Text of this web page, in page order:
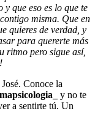
y que eso es lo que te
misma. Que en
quieres de verdad, y
para quererte más
ritmo pero sigue así,
Conoce la
y no te
a sentirte tú. Un